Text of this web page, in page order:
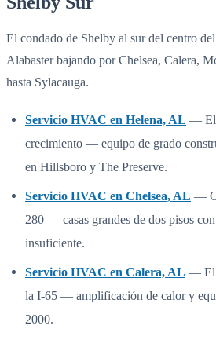
El condado de Shelby al sur del centro
Alabaster bajando por Chelsea, Calera,
hasta Sylacauga.
Servicio HVAC en Helena, AL — El
crecimiento — equipo de grado
en Hillsboro y The Preserve.
Servicio HVAC en Chelsea, AL —
280 — casas grandes de dos pisos
insuficiente.
Servicio HVAC en Calera, AL — El
la I-65 — amplificación de calor y
2000.